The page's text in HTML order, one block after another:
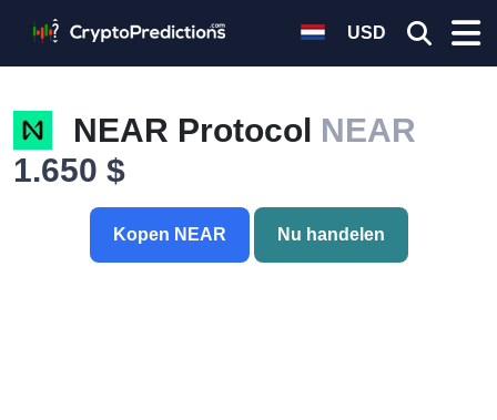
USD
NEAR Protocol NEAR
1.650 $
Kopen NEAR Nu handelen